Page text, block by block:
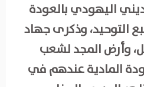
اليهودي بالعودة
التوحيد، وذكرى جهاد
وأرض المجد لشعب
المادية عندهم في